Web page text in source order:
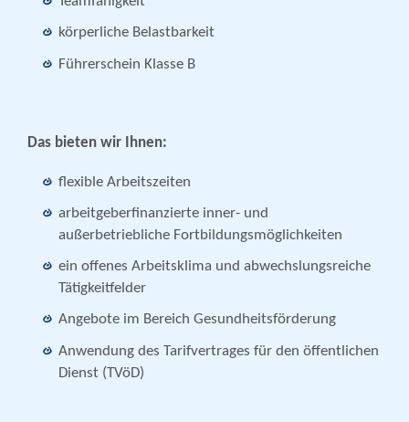
körperliche Belastbarkeit
Führerschein Klasse B
Das bieten wir Ihnen:
flexible Arbeitszeiten
arbeitgeberfinanzierte inner- und
außerbetriebliche Fortbildungsmöglichkeiten
ein offenes Arbeitsklima und abwechslungsreiche
Tätigkeitfelder
Angebote im Bereich Gesundheitsförderung
Anwendung des Tarifvertrages für den öffentlichen
Dienst (TVöD)